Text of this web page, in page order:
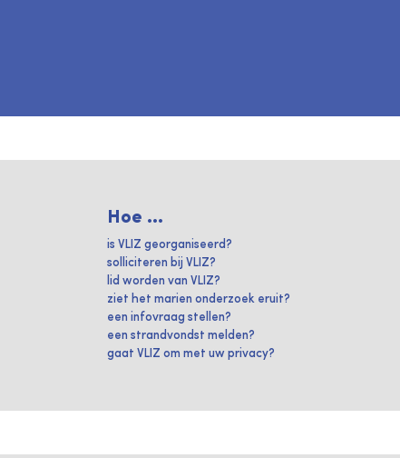
Hoe ...
is VLIZ georganiseerd?
solliciteren bij VLIZ?
lid worden van VLIZ?
ziet het marien onderzoek eruit?
een infovraag stellen?
een strandvondst melden?
gaat VLIZ om met uw privacy?